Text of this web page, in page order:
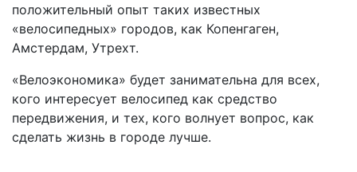
положительный опыт таких известных
«велосипедных» городов, как Копенгаген,
Амстердам, Утрехт.
«Велоэкономика» будет занимательна для всех,
кого интересует велосипед как средство
передвижения, и тех, кого волнует вопрос, как
сделать жизнь в городе лучше.